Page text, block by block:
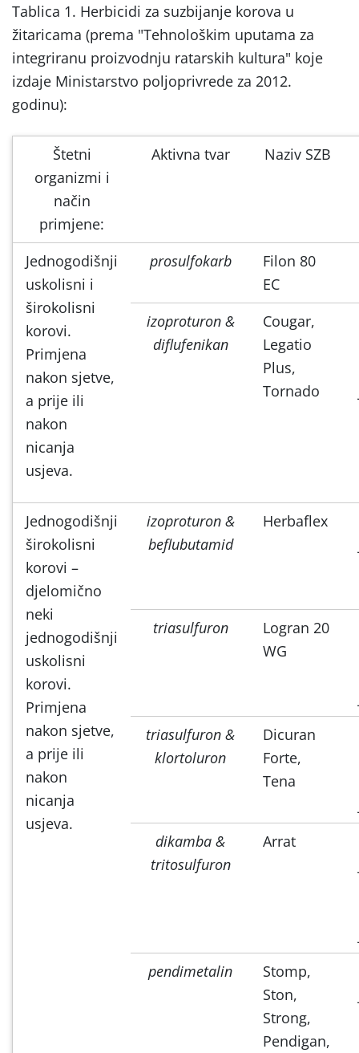
Tablica 1. Herbicidi za suzbijanje korova u
žitaricama (prema "Tehnološkim uputama za
integriranu proizvodnju ratarskih kultura" koje
izdaje Ministarstvo poljoprivrede za 2012.
godinu):
Štetni
organizmi i
način
primjene:
Aktivna tvar Naziv SZB
Jednogodišnji
uskolisni i
širokolisni
korovi.
Primjena
nakon sjetve,
a prije ili
nakon
nicanja
usjeva.
prosulfokarb
Filon 80
EC
izoproturon &
diflufenikan
Cougar,
Legatio
Plus,
Tornado
Jednogodišnji
širokolisni
korovi –
djelomično
neki
jednogodišnji
uskolisni
korovi.
Primjena
nakon sjetve,
a prije ili
nakon
nicanja
usjeva.
izoproturon &
beflubutamid
Herbaflex
triasulfuron
Logran 20
WG
triasulfuron &
klortoluron
Dicuran
Forte,
Tena
dikamba &
tritosulfuron
Arrat
pendimetalin
Stomp,
Ston,
Strong,
Pendigan,